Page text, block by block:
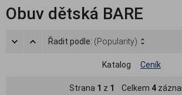
Obuv dětská BARE
Řadit podle: (Popularity)
Katalog Ceník
Strana 1 z 1 Celkem 4